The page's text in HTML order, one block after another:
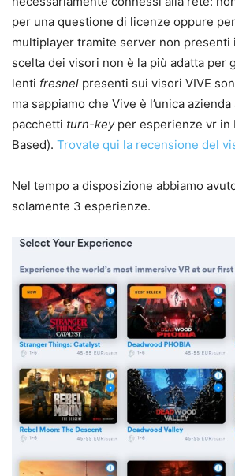
per una questione di licenze oppure
multiplayer tramite server non presenti
scelta dei visori non è la più adatta per
lenti fresnel presenti sui visori VIVE
ma sappiamo che Vive è l’unica
pacchetti turn-key per esperienze vr in
Based). Trovate qui la recensione del
Nel tempo a disposizione abbiamo
solamente 3 esperienze.